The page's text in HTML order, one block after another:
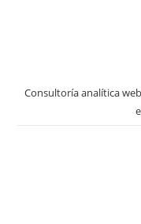
Consultoría analítica